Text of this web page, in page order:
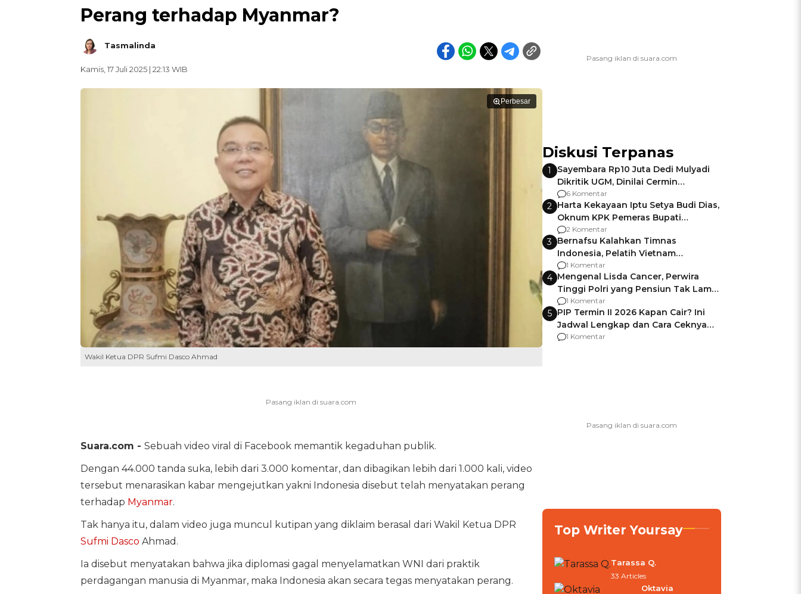
Perang terhadap Myanmar?
Tasmalinda
Kamis, 17 Juli 2025 | 22:13 WIB
Perbesar
Wakil Ketua DPR Sufmi Dasco Ahmad
Suara.com - Sebuah video viral di Facebook memantik kegaduhan publik.
Dengan 44.000 tanda suka, lebih dari 3.000 komentar, dan dibagikan lebih dari 1.000 kali, video
tersebut menarasikan kabar mengejutkan yakni Indonesia disebut telah menyatakan perang
terhadap Myanmar.
Tak hanya itu, dalam video juga muncul kutipan yang diklaim berasal dari Wakil Ketua DPR
Sufmi Dasco Ahmad.
Ia disebut menyatakan bahwa jika diplomasi gagal menyelamatkan WNI dari praktik
perdagangan manusia di Myanmar, maka Indonesia akan secara tegas menyatakan perang.
Diskusi Terpanas
1
Sayembara Rp10 Juta Dedi Mulyadi
Dikritik UGM, Dinilai Cermin
Gagalnya Negara Jamin Keamanan
6 Komentar
2 Harta Kekayaan Iptu Setya Budi Dias,
Oknum KPK Pemeras Bupati
Pemalang
2 Komentar
3 Bernafsu Kalahkan Timnas
Indonesia, Pelatih Vietnam
Berencana Pakai Jimat di Pakansari
1 Komentar
4 Mengenal Lisda Cancer, Perwira
Tinggi Polri yang Pensiun Tak Lama
Usai Jadi Brigjen
1 Komentar
5 PIP Termin II 2026 Kapan Cair? Ini
Jadwal Lengkap dan Cara Ceknya
agar Dana Tidak Hangus!
1 Komentar
Top Writer Yoursay
Tarassa Q.
33 Articles
Oktavia